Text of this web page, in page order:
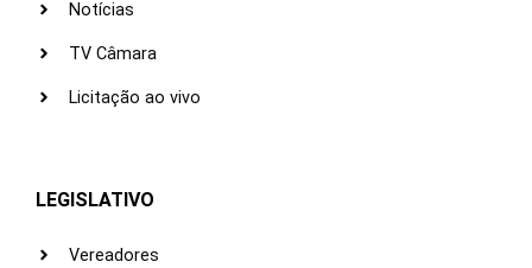
Notícias
TV Câmara
Licitação ao vivo
LEGISLATIVO
Vereadores